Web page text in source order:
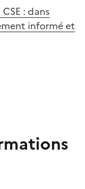
: dans
informé et